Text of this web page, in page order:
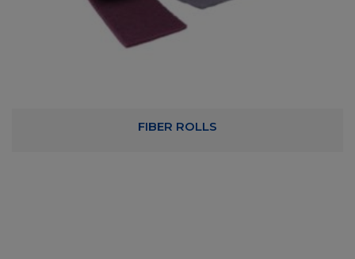
FIBER ROLLS